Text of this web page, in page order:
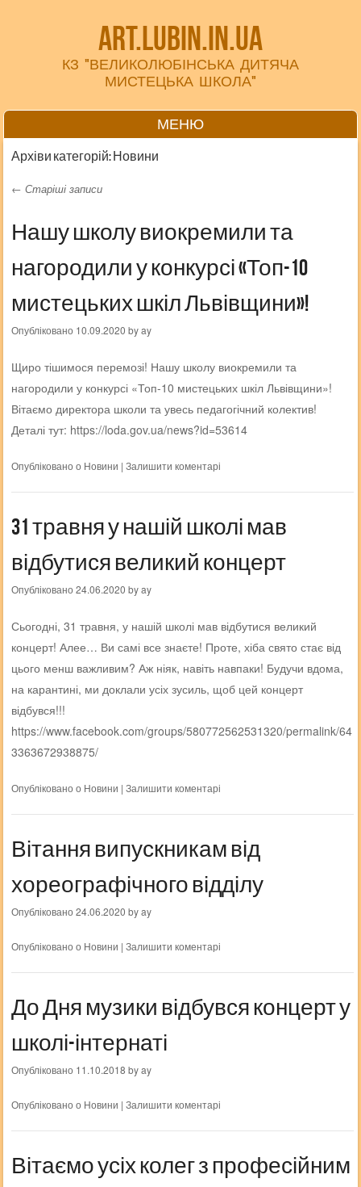
art.lubin.in.ua
КЗ "ВЕЛИКОЛЮБІНСЬКА ДИТЯЧА
МИСТЕЦЬКА ШКОЛА"
МЕНЮ
Перейти до вмісту
Архіви категорій: Новини
Навігація записів
← Старіші записи
Нашу школу виокремили та
нагородили у конкурсі «Топ-10
мистецьких шкіл Львівщини»!
Опубліковано 10.09.2020 byay
Щиро тішимося перемозі! Нашу школу виокремили та
нагородили у конкурсі «Топ-10 мистецьких шкіл Львівщини»!
Вітаємо директора школи та увесь педагогічний колектив!
Деталі тут: https://loda.gov.ua/news?id=53614
Опубліковано о Новини | Залишити коментарі
31 травня у нашій школі мав
відбутися великий концерт
Опубліковано 24.06.2020 byay
Сьогодні, 31 травня, у нашій школі мав відбутися великий
концерт! Алее… Ви самі все знаєте! Проте, хіба свято стає від
цього менш важливим? Аж ніяк, навіть навпаки! Будучи вдома,
на карантині, ми доклали усіх зусиль, щоб цей концерт
відбувся!!!
https://www.facebook.com/groups/580772562531320/permalink/64
3363672938875/
Опубліковано о Новини | Залишити коментарі
Вітання випускникам від
хореографічного відділу
Опубліковано 24.06.2020 byay
Опубліковано о Новини | Залишити коментарі
До Дня музики відбувся концерт у
школі-інтернаті
Опубліковано 11.10.2018 byay
Опубліковано о Новини | Залишити коментарі
Вітаємо усіх колег з професійним